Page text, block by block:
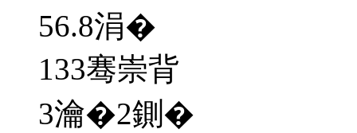
56.8涓�
133骞崇背
3瀹�2鍘�